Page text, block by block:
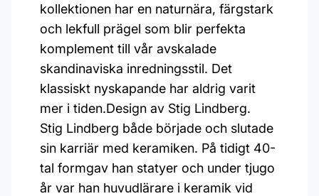
kollektionen har en naturnära, färgstark
och lekfull prägel som blir perfekta
komplement till vår avskalade
skandinaviska inredningsstil. Det
klassiskt nyskapande har aldrig varit
mer i tiden.Design av Stig Lindberg.
Stig Lindberg både började och slutade
sin karriär med keramiken. På tidigt 40-
tal formgav han statyer och under tjugo
år var han huvudlärare i keramik vid